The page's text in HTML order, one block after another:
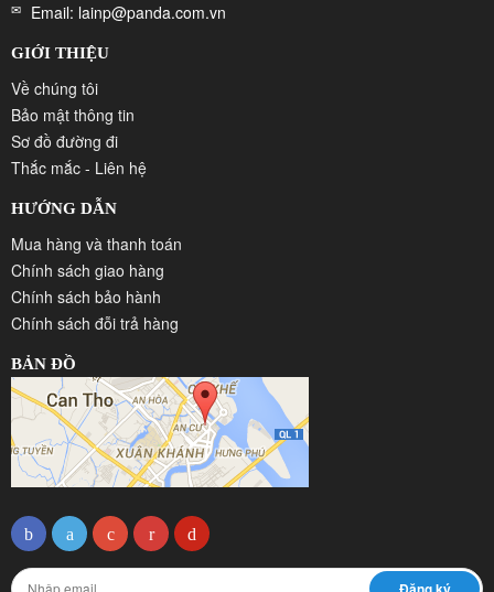
Email: lainp@panda.com.vn
GIỚI THIỆU
Về chúng tôi
Bảo mật thông tin
Sơ đồ đường đi
Thắc mắc - Liên hệ
HƯỚNG DẪN
Mua hàng và thanh toán
Chính sách giao hàng
Chính sách bảo hành
Chính sách đỗi trả hàng
BẢN ĐỒ